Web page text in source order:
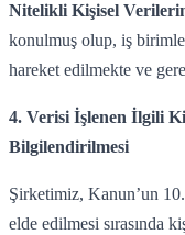
Nitelikli Kişisel
konulmuş olup, iş
hareket edilmekte ve
4. Verisi İşlenen İlgili
Bilgilendirilmesi
Şirketimiz, Kanun’un
elde edilmesi sırasında